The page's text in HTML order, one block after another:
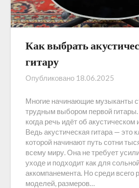
Как выбрать
гитару
Опубликовано 18.06.2025
Многие начинающие музыканты
трудным выбором первой
когда речь идёт об акустическом
Ведь акустическая гитара — это
которой начинают путь сотни
всему миру. Она не требует
уходе и подходит как для
аккомпанемента. Но среди всего
моделей, размеров…